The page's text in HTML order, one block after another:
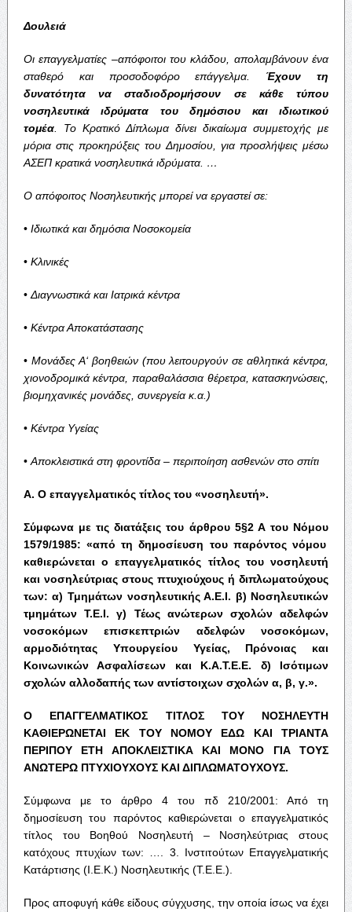
Δουλειά
Οι επαγγελματίες –απόφοιτοι του κλάδου απολαμβάνουν ένα
σταθερό
και προσοδοφόρο επάγγελμα Έχουν
τη
δυνατότητα
να σταδιοδρομήσουν σε κάθε
τύπου
νοσηλευτικά
ιδρύματα του δημόσιου και
ιδιωτικού
τομέα. Το Κρατικό Δίπλωμα δίνει δικαίωμα συμμετοχής με
μόρια στις προκηρύξεις του Δημοσίου, για προσλήψεις μέσω
ΑΣΕΠ κρατικά νοσηλευτικά ιδρύματα. …
Ο απόφοιτος Νοσηλευτικής μπορεί να εργαστεί σε:
• Ιδιωτικά και δημόσια Νοσοκομεία
• Κλινικές
• Διαγνωστικά και Ιατρικά κέντρα
• ΚέντραΑποκατάστασης
• Μονάδες Α‘ βοηθειών(που λειτουργούν σε αθλητικά κέντρα
χιονοδρομικά κέντρα παραθαλάσσια θέρετρα,κατασκηνώσεις
βιομηχανικές μονάδες, συνεργεία κ.α.)
• Κέντρα Υγείας
• Αποκλειστικά στη φροντίδα– περιποίηση ασθενών στο σπίτι
Α. Ο επαγγελματικός τίτλος του«νοσηλευτή».
Σύμφωνα με τις διατάξεις του άρθρου5§2 Α του Νόμου
1579/1985: «από τη δημοσίευση του παρόντος νόμου
καθιερώνεται ο επαγγελματικός τίτλος του νοσηλευτή
και νοσηλεύτριας στους πτυχιούχους ή διπλωματούχους
των:α) Τμημάτων νοσηλευτικής Α.Ε.Ι. β) Νοσηλευτικών
τμημάτων Τ.Ε.Ι.γ) Τέως ανώτερων σχολών αδελφών
νοσοκόμων
επισκεπτριών αδελφών νοσοκόμων,
αρμοδιότητας
Υπουργείου Υγείας, Πρόνοιας
και
Κοινωνικών
Ασφαλίσεων και Κ.Α.Τ.Ε.Ε. δ) Ισότιμων
σχολών αλλοδαπής των αντίστοιχων σχολών α, β, γ.».
Ο ΕΠΑΓΓΕΛΜΑΤΙΚΟΣ ΤΙΤΛΟΣ ΤΟΥ
ΝΟΣΗΛΕΥΤΗ
ΚΑΘΙΕΡΩΝΕΤΑΙ
ΕΚ ΤΟΥ ΝΟΜΟΥ ΕΔΩ ΚΑΙ
ΤΡΙΑΝΤΑ
ΠΕΡΙΠΟΥ
ΕΤΗ ΑΠΟΚΛΕΙΣΤΙΚΑ ΚΑΙ ΜΟΝΟ ΓΙΑ
ΤΟΥΣ
ΑΝΩΤΕΡΩ ΠΤΥΧΙΟΥΧΟΥΣ ΚΑΙ ΔΙΠΛΩΜΑΤΟΥΧΟΥΣ.
Σύμφωνα με το άρθρο 4 του πδ 210/2001: Από τη
δημοσίευση του παρόντος καθιερώνεται ο επαγγελματικός
τίτλος του Βοηθού Νοσηλευτή – Νοσηλεύτριας στους
κατόχους πτυχίων των: …. 3. Ινστιτούτων Επαγγελματικής
Κατάρτισης (I.Ε.Κ.) Νοσηλευτικής (Τ.Ε.Ε.).
Προς αποφυγή κάθε είδους σύγχυσης, την οποία ίσως να έχει